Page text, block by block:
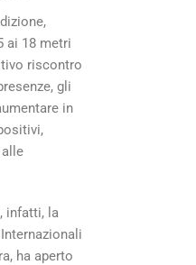
ai 18 metri
riscontro
gli
in
infatti, la
ha aperto